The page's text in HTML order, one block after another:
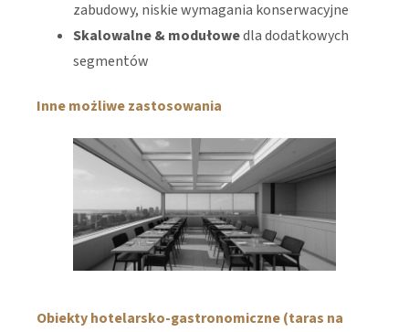
zabudowy, niskie wymagania konserwacyjne
Skalowalne & modułowedla dodatkowych
segmentów
Inne możliwe zastosowania
Obiekty hotelarsko-gastronomiczne (taras na